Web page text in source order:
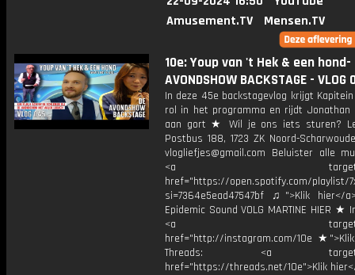
Amusement.TV
Mensen.TV
10e: Youp van 't Hek & een hond-
AVONDSHOW BACKSTAGE - VLOG
In deze 45e backstagevlog krijgt
rol in het programma en rijdt Jonathan
aan gort ★ Wil je ons iets sturen?
Postbus 188, 1723 ZK Noord-
vlogliefjes@gmail.com Beluister alle
<a
href="https://open.spotify.com/playlist/
si=7364e5ead47547bf ♫">Klik hier</
Epidemic Sound VOLG MARTINE HIER ★
<a
href="http://instagram.com/10e
Threads: <a
href="https://threads.net/10e">Klik